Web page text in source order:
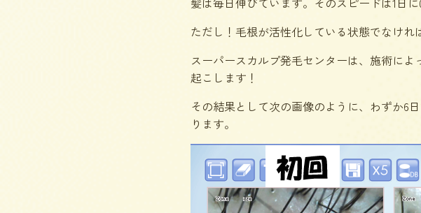
ただし！毛根が活性化している状態でなけれ
スーパースカルプ発毛センターは、施術に
起こします！
その結果として次の画像のように、わずか6
ります。